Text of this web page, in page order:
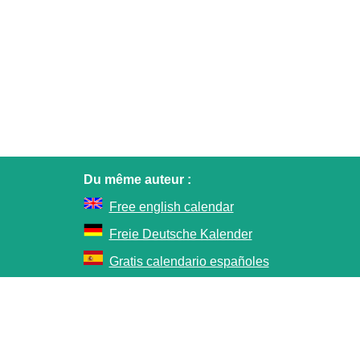
Du même auteur :
Free english calendar
Freie Deutsche Kalender
Gratis calendario españoles